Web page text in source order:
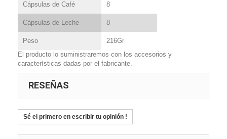
Cápsulas de Café 8
Cápsulas de Leche 8
Peso
216Gr
El producto lo suministraremos con los accesorios y
características dadas por el fabricante.
RESEÑAS
Sé el primero en escribir tu opinión !